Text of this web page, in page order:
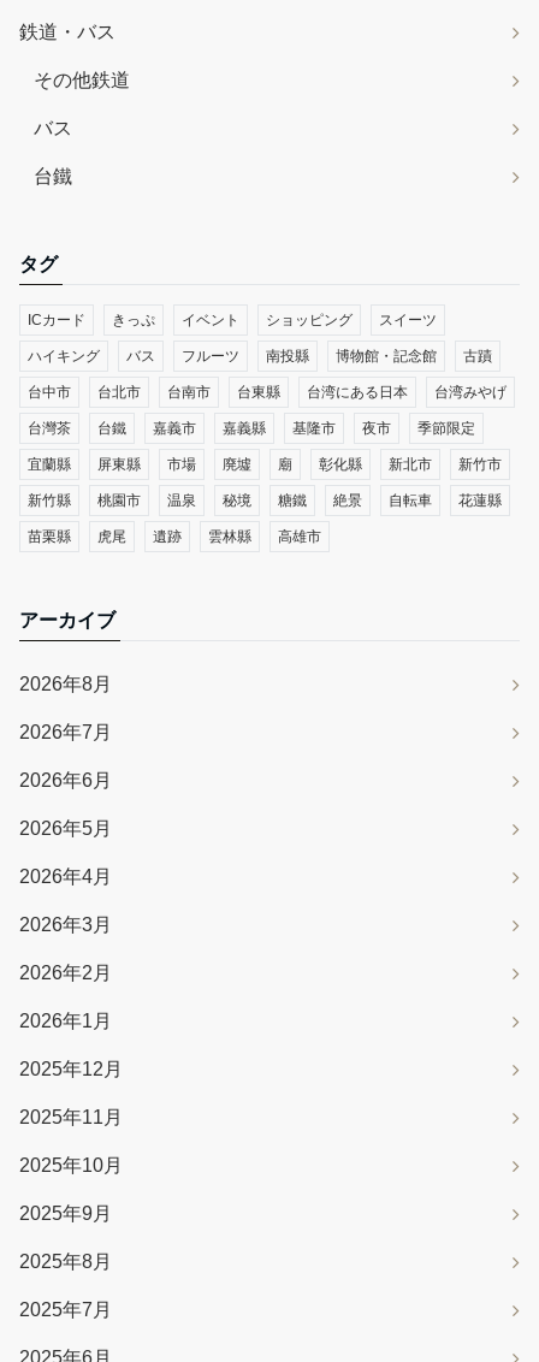
鉄道・バス
その他鉄道
バス
台鐵
タグ
ICカード きっぷ イベント ショッピング スイーツ
ハイキング バス フルーツ 南投縣 博物館・記念館 古蹟
台中市 台北市 台南市 台東縣 台湾にある日本 台湾みやげ
台灣茶 台鐵 嘉義市 嘉義縣 基隆市 夜市 季節限定
宜蘭縣 屏東縣 市場 廃墟 廟 彰化縣 新北市 新竹市
新竹縣 桃園市 温泉 秘境 糖鐵 絶景 自転車 花蓮縣
苗栗縣 虎尾 遺跡 雲林縣 高雄市
アーカイブ
2026年8月
2026年7月
2026年6月
2026年5月
2026年4月
2026年3月
2026年2月
2026年1月
2025年12月
2025年11月
2025年10月
2025年9月
2025年8月
2025年7月
2025年6月